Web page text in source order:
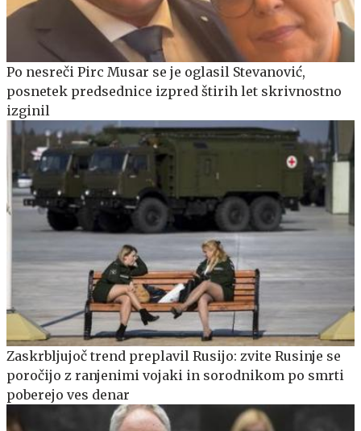
Po nesreči Pirc Musar se je oglasil Stevanović,
posnetek predsednice izpred štirih let skrivnostno
izginil
Zaskrbljujoč trend preplavil Rusijo: zvite Rusinje se
poročijo z ranjenimi vojaki in sorodnikom po smrti
poberejo ves denar